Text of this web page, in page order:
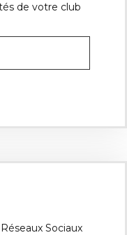
de votre club
Sociaux